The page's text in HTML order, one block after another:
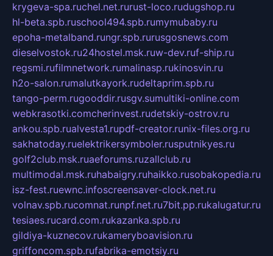
krygeva-spa.ruchel.net.rurust-loco.rudugshop.ru
hl-beta.spb.ruschool494.spb.rumymubaby.ru
epoha-metalband.rungr.spb.rurusgosnews.com
dieselvostok.ru24hostel.msk.ruw-dev.ruf-ship.ru
regsmi.rufilmnetwork.rumalinasp.rukinosvin.ru
h2o-salon.rumalutkayork.rudeltaprim.spb.ru
tango-perm.rugooddir.rusgv.sumultiki-online.com
webkrasotki.comcherinvest.rudetskiy-ostrov.ru
ankou.spb.rualvesta1.rupdf-creator.runix-files.org.ru
sakhatoday.ruelektrikersymboler.rusputnikyes.ru
golf2club.msk.ruaeforums.ruzallclub.ru
multimodal.msk.ruhabaigry.ruhaikko.rusobakopedia.ru
isz-fest.ruewnc.infoscreensaver-clock.net.ru
volnav.spb.rucomnat.runpf.net.ru7bit.pp.rukalugatur.ru
tesiaes.rucard.com.rukazanka.spb.ru
gildiya-kuznecov.rukameryboavision.ru
griffoncom.spb.rufabrika-emotsiy.ru